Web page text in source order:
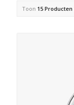
Toon 15